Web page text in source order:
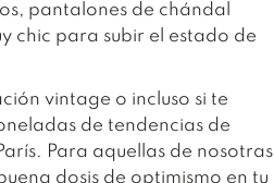
pantalones de chándal
chic para subir el estado de
vintage o incluso si te
de tendencias de
Para aquellas de nosotras
dosis de optimismo en tu